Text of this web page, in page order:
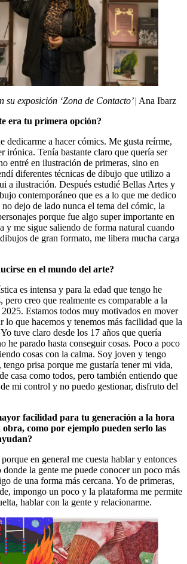
su exposición ‘Zona de Contacto’| Ana Ibarz
era tu primera opción?
a hacer cómics. Me gusta reírme,
irónica. Tenía bastante claro que quería ser
entré en ilustración de primeras, sino en
diferentes técnicas de dibujo que utilizo a
a ilustración. Después estudié Bellas Artes y
contemporáneo que es a lo que me dedico
dejo de lado nunca el tema del cómic, la
porque fue algo super importante en
y me sigue saliendo de forma natural cuando
de gran formato, me libera mucha carga
en el mundo del arte?
es intensa y para la edad que tengo he
pero creo que realmente es comparable a la
2025. Estamos todos muy motivados en mover
lo que hacemos y tenemos más facilidad que la
tuve claro desde los 17 años que quería
he parado hasta conseguir cosas. Poco a poco
cosas con la calma. Soy joven y tengo
prisa porque me gustaría tener mi vida,
casa como todos, pero también entiendo que
mi control y no puedo gestionar, disfruto del
facilidad para tu generación a la hora
como por ejemplo pueden serlo las
en general me cuesta hablar y entonces
la gente me puede conocer un poco más
de una forma más cercana. Yo de primeras,
impongo un poco y la plataforma me permite
hablar con la gente y relacionarme.